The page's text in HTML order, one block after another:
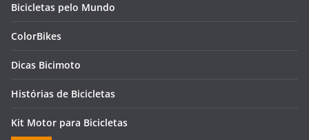
Bicicletas pelo Mundo
ColorBikes
Dicas Bicimoto
Histórias de Bicicletas
Kit Motor para Bicicletas